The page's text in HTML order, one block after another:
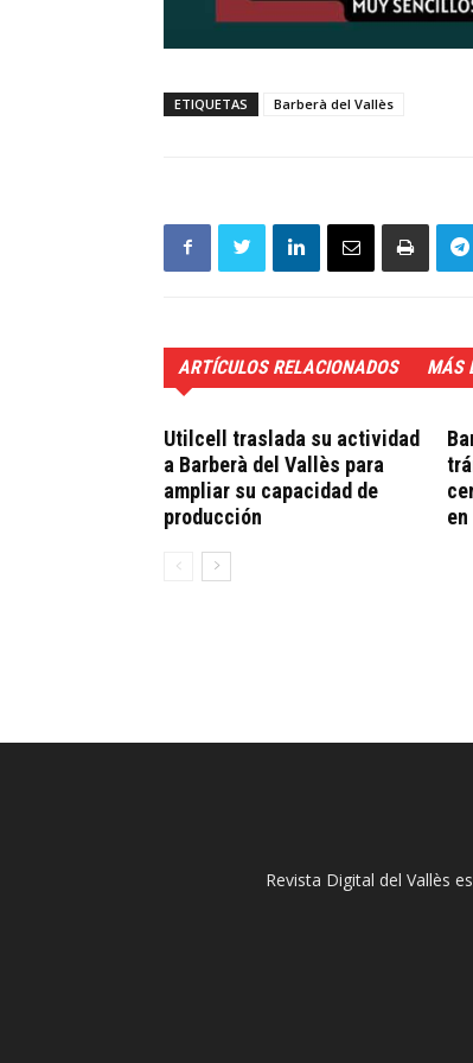
ETIQUETAS Barberà del Vallès
ARTÍCULOS RELACIONADOS MÁS
Utilcell traslada su actividad
a Barberà del Vallès para
ampliar su capacidad de
producción
Revista Digital del Vallès